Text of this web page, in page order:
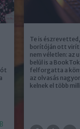
Te is
borítóján ott
nem véletlen: az
belül is a
felforgatta a
az olvasás
kelnek el több